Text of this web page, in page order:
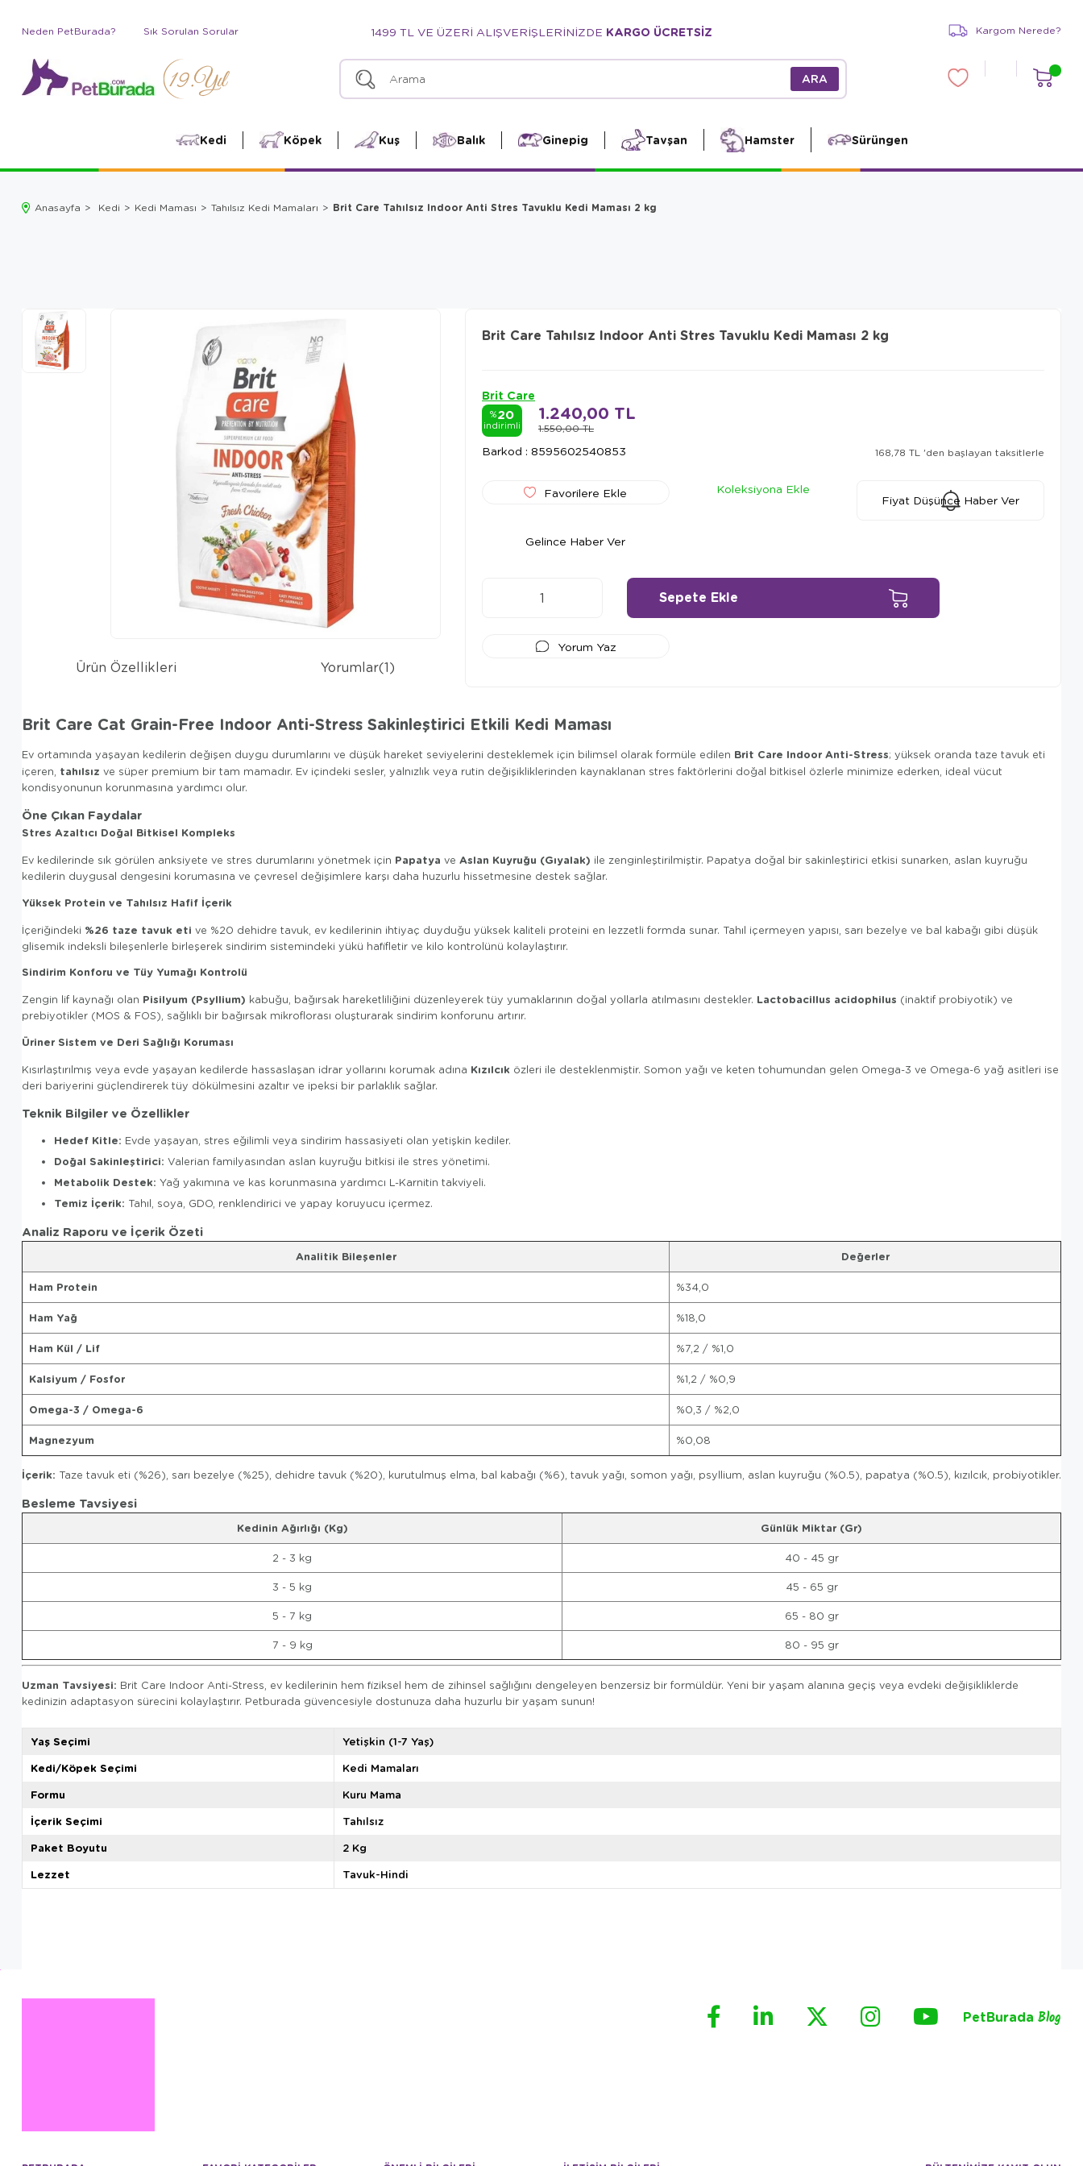
Neden PetBurada? Sık Sorulan Sorular 1499 TL VE ÜZERİ ALIŞVERİŞLERİNİZDE KARGO ÜCRETSİZ Kargom Nerede?
Kedi Köpek Kuş Balık Ginepig Tavşan Hamster Sürüngen
Anasayfa Kedi Kedi Maması Tahılsız Kedi Mamaları Brit Care Tahılsız Indoor Anti Stres Tavuklu Kedi Maması 2 kg
Brit Care Tahılsız Indoor Anti Stres Tavuklu Kedi Maması 2 kg
Brit Care
%20
indirimli 1.550,00 TL
1.240,00 TL
Barkod : 8595602540853 168,78 TL 'den başlayan taksitlerle
Favorilere Ekle
Koleksiyona Ekle
Fiyat Düşünce Haber Ver
Gelince Haber Ver
Yorum Yaz
Ürün Özellikleri Yorumlar(1)
Brit Care Cat Grain-Free Indoor Anti-Stress Sakinleştirici Etkili Kedi Maması
Ev ortamında yaşayan kedilerin değişen duygu durumlarını ve düşük hareket seviyelerini desteklemek için bilimsel olarak formüle edilen Brit Care Indoor Anti-Stress; yüksek oranda taze tavuk eti
içeren, tahılsız ve süper premium bir tam mamadır. Ev içindeki sesler, yalnızlık veya rutin değişikliklerinden kaynaklanan stres faktörlerini doğal bitkisel özlerle minimize ederken, ideal vücut
kondisyonunun korunmasına yardımcı olur.
Öne Çıkan Faydalar
Stres Azaltıcı Doğal Bitkisel Kompleks
Ev kedilerinde sık görülen anksiyete ve stres durumlarını yönetmek için Papatya ve Aslan Kuyruğu (Gıyalak) ile zenginleştirilmiştir. Papatya doğal bir sakinleştirici etkisi sunarken, aslan kuyruğu
kedilerin duygusal dengesini korumasına ve çevresel değişimlere karşı daha huzurlu hissetmesine destek sağlar.
Yüksek Protein ve Tahılsız Hafif İçerik
İçeriğindeki %26 taze tavuk eti ve %20 dehidre tavuk, ev kedilerinin ihtiyaç duyduğu yüksek kaliteli proteini en lezzetli formda sunar. Tahıl içermeyen yapısı, sarı bezelye ve bal kabağı gibi düşük
glisemik indeksli bileşenlerle birleşerek sindirim sistemindeki yükü hafifletir ve kilo kontrolünü kolaylaştırır.
Sindirim Konforu ve Tüy Yumağı Kontrolü
Zengin lif kaynağı olan Pisilyum (Psyllium) kabuğu, bağırsak hareketliliğini düzenleyerek tüy yumaklarının doğal yollarla atılmasını destekler. Lactobacillus acidophilus (inaktif probiyotik) ve
prebiyotikler (MOS & FOS), sağlıklı bir bağırsak mikroflorası oluşturarak sindirim konforunu artırır.
Üriner Sistem ve Deri Sağlığı Koruması
Kısırlaştırılmış veya evde yaşayan kedilerde hassaslaşan idrar yollarını korumak adına Kızılcık özleri ile desteklenmiştir. Somon yağı ve keten tohumundan gelen Omega-3 ve Omega-6 yağ asitleri ise
deri bariyerini güçlendirerek tüy dökülmesini azaltır ve ipeksi bir parlaklık sağlar.
Teknik Bilgiler ve Özellikler
Hedef Kitle: Evde yaşayan, stres eğilimli veya sindirim hassasiyeti olan yetişkin kediler.
Doğal Sakinleştirici: Valerian familyasından aslan kuyruğu bitkisi ile stres yönetimi.
Metabolik Destek: Yağ yakımına ve kas korunmasına yardımcı L-Karnitin takviyeli.
Temiz İçerik: Tahıl, soya, GDO, renklendirici ve yapay koruyucu içermez.
Analiz Raporu ve İçerik Özeti
Analitik Bileşenler Değerler
Ham Protein %34,0
Ham Yağ %18,0
Ham Kül / Lif %7,2 / %1,0
Kalsiyum / Fosfor %1,2 / %0,9
Omega-3 / Omega-6 %0,3 / %2,0
Magnezyum %0,08
İçerik: Taze tavuk eti (%26), sarı bezelye (%25), dehidre tavuk (%20), kurutulmuş elma, bal kabağı (%6), tavuk yağı, somon yağı, psyllium, aslan kuyruğu (%0.5), papatya (%0.5), kızılcık, probiyotikler.
Besleme Tavsiyesi
Kedinin Ağırlığı (Kg) Günlük Miktar (Gr)
2 - 3 kg 40 - 45 gr
3 - 5 kg 45 - 65 gr
5 - 7 kg 65 - 80 gr
7 - 9 kg 80 - 95 gr
Uzman Tavsiyesi: Brit Care Indoor Anti-Stress, ev kedilerinin hem fiziksel hem de zihinsel sağlığını dengeleyen benzersiz bir formüldür. Yeni bir yaşam alanına geçiş veya evdeki değişikliklerde
kedinizin adaptasyon sürecini kolaylaştırır. Petburada güvencesiyle dostunuza daha huzurlu bir yaşam sunun!
Yaş Seçimi
Yetişkin (1-7 Yaş)
Kedi/Köpek Seçimi
Kedi Mamaları
Formu
Kuru Mama
İçerik Seçimi
Tahılsız
Paket Boyutu
2 Kg
Lezzet
Tavuk-Hindi
PetBurada Blog